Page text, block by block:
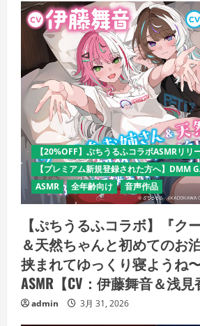
【20%OFF】ぷちうるふコラボASMRリリ
【プレミアム新規登録された方へ】DMM
ASMR
全年齢向け 音声作品
【ぷちうるふコラボ】『ク
＆天然ちゃんと初めてのお
挟まれてゆっくり寝ようね〜
ASMR【CV：伊藤舞音＆浅見
admin 3月 31, 2026